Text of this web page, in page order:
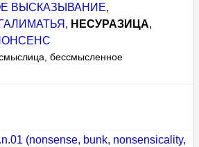
ВЫСКАЗЫВАНИЕ,
ГАЛИМАТЬЯ , НЕСУРАЗИЦА,
бессмысленное
(nonsense, bunk, nonsensicality,